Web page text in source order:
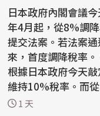
日本政府內閣會議
年4月起，從8%調
提交法案。若法案
來，首度調降稅率。 共同社與「日本經濟新聞」報導，
根據日本政府今天
維持10%稅率。而
外食。...
1 天